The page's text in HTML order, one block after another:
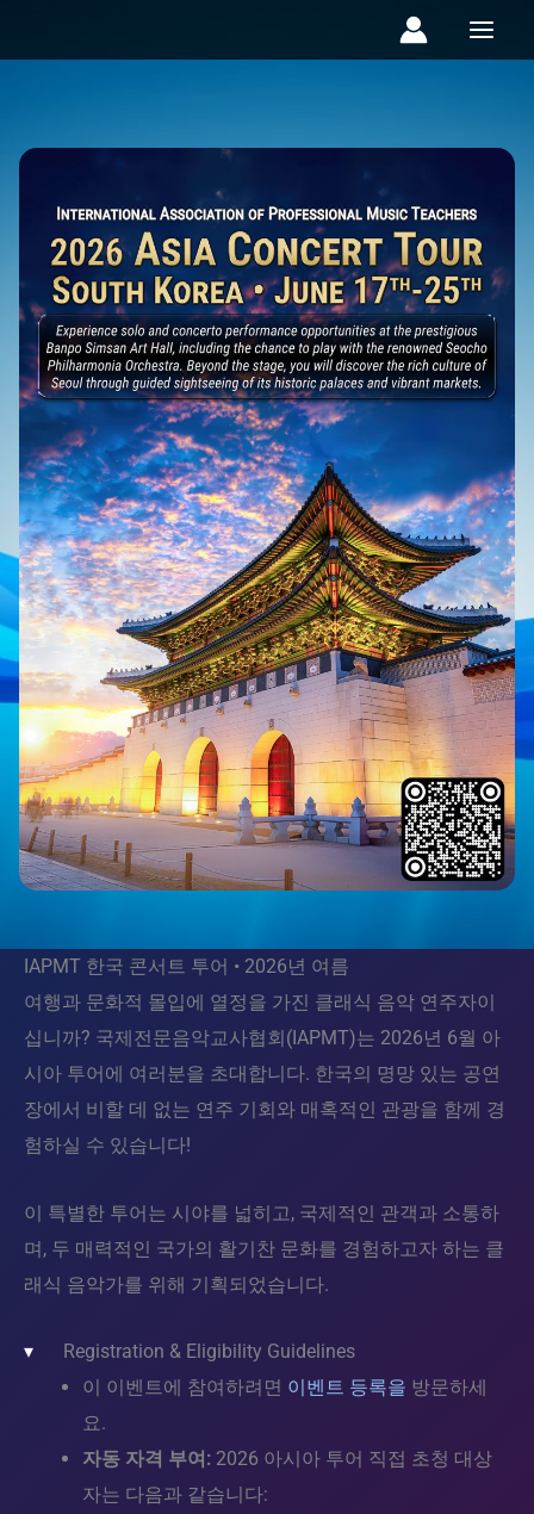
IAPMT 한국 콘서트 투어 • 2026년 여름
여행과 문화적 몰입에 열정을 가진 클래식 음악 연주자이
십니까? 국제전문음악교사협회(IAPMT)는 2026년 6월 아
시아 투어에 여러분을 초대합니다. 한국의 명망 있는 공연
장에서 비할 데 없는 연주 기회와 매혹적인 관광을 함께 경
험하실 수 있습니다!
이 특별한 투어는 시야를 넓히고, 국제적인 관객과 소통하
며, 두 매력적인 국가의 활기찬 문화를 경험하고자 하는 클
래식 음악가를 위해 기획되었습니다.
Registration & Eligibility Guidelines
이 이벤트에 참여하려면 이벤트 등록을 방문하세
요.
자동 자격 부여: 2026 아시아 투어 직접 초청 대상
자는 다음과 같습니다: